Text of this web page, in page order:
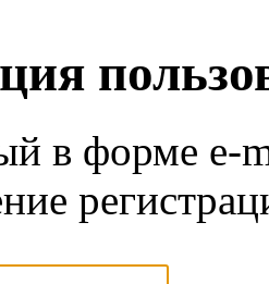
в форме e-